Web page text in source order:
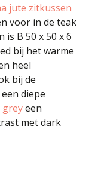
jute zitkussen
voor in de teak
B 50 x 50 x 6
bij het warme
heel
bij de
diepe
greyeen
met dark